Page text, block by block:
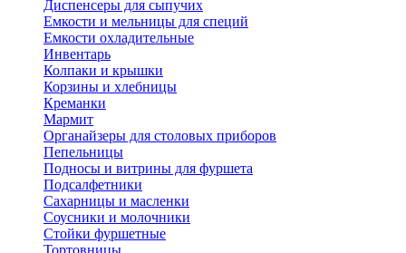
Диспенсеры для сыпучих
Емкости и мельницы для специй
Емкости охладительные
Инвентарь
Колпаки и крышки
Корзины и хлебницы
Креманки
Мармит
Органайзеры для столовых приборов
Пепельницы
Подносы и витрины для фуршета
Подсалфетники
Сахарницы и масленки
Соусники и молочники
Стойки фуршетные
Тортовницы